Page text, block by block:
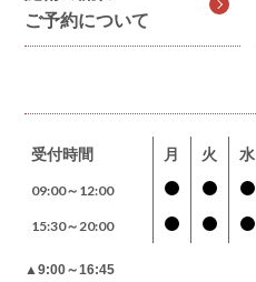
ご予約について
受付時間 月 火 水
09:00～12:00
15:30～20:00
▲9:00～16:45